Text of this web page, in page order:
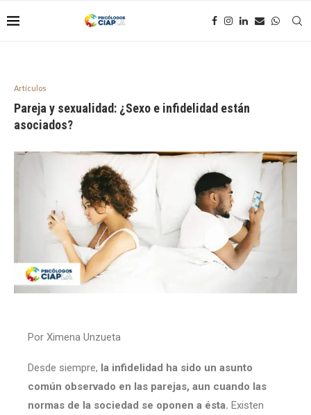
Artículos
Pareja y sexualidad: ¿Sexo e infidelidad están
asociados?
Por Ximena Unzueta
Desde siempre, la infidelidad ha sido un asunto
común observado en las parejas, aun cuando las
normas de la sociedad se oponen a ésta. Existen